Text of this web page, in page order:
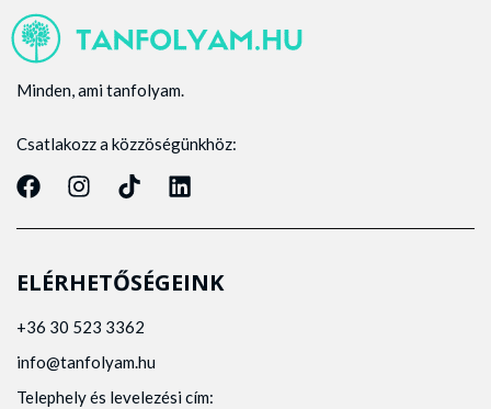
Minden, ami tanfolyam.
Csatlakozz a közzöségünkhöz:
ELÉRHETŐSÉGEINK
+36 30 523 3362
info@tanfolyam.hu
Telephely és levelezési cím: